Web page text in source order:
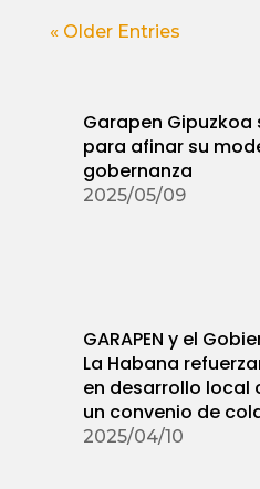
« Older Entries
Garapen Gipuzkoa
para afinar su
gobernanza
2025/05/09
GARAPEN y el
La Habana
en desarrollo local
un convenio de
2025/04/10